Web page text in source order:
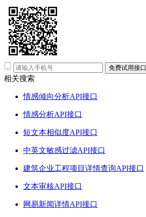
免费试用接口
相关搜索
情感倾向分析API接口
情感分析API接口
短文本相似度API接口
中英文敏感过滤API接口
建筑企业工程项目详情查询API接口
文本审核API接口
网易新闻详情API接口